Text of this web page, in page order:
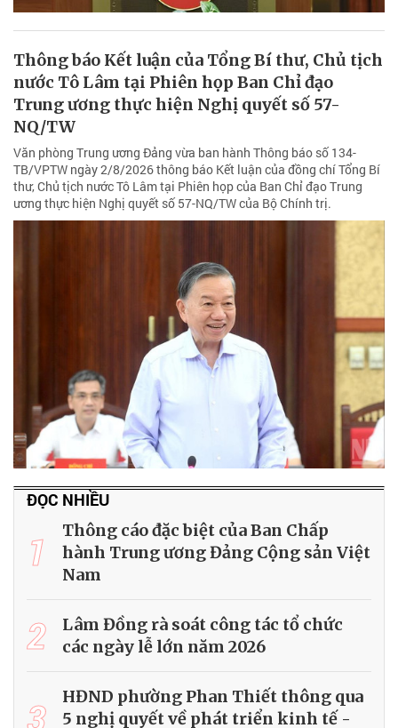
Thông báo Kết luận của Tổng Bí thư, Chủ tịch
nước Tô Lâm tại Phiên họp Ban Chỉ đạo
Trung ương thực hiện Nghị quyết số 57-
NQ/TW
Văn phòng Trung ương Đảng vừa ban hành Thông báo số 134-
TB/VPTW ngày 2/8/2026 thông báo Kết luận của đồng chí Tổng Bí
thư, Chủ tịch nước Tô Lâm tại Phiên họp của Ban Chỉ đạo Trung
ương thực hiện Nghị quyết số 57-NQ/TW của Bộ Chính trị.
ĐỌC NHIỀU
1
Thông cáo đặc biệt của Ban Chấp
hành Trung ương Đảng Cộng sản Việt
Nam
2
Lâm Đồng rà soát công tác tổ chức
các ngày lễ lớn năm 2026
3
HĐND phường Phan Thiết thông qua
5 nghị quyết về phát triển kinh tế -